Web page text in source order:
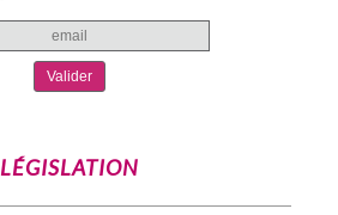
LÉGISLATION